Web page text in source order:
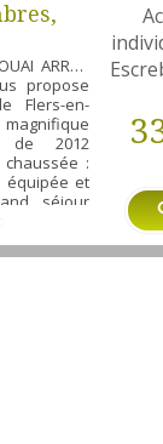
ARRAS
propose
Flers-en-
de 2012
:
équipée et
séjour
à bois,
bains avec
double